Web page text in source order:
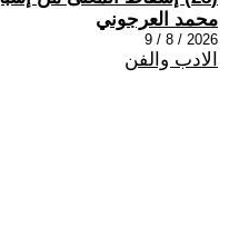
محمد العرجوني
2026 / 8 / 9
الادب والفن